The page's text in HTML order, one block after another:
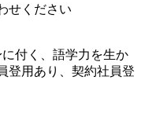
せください
付く、語学力を生か
登用あり、契約社員登